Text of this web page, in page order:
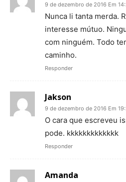
9 de dezembro de 2016 Em
Nunca li tanta merda.
interesse mútuo.
com ninguém. Todo
caminho.
Responder
Jakson
9 de dezembro de 2016 Em
O cara que escreveu
pode. kkkkkkkkkkkkk
Responder
Amanda